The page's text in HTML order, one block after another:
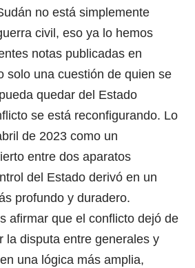
no está simplemente
civil, eso ya lo hemos
notas publicadas en
solo una cuestión de quien se
quedar del Estado
se está reconfigurando. Lo
de 2023 como un
entre dos aparatos
del Estado derivó en un
profundo y duradero.
afirmar que el conflicto dejó de
la disputa entre generales y
una lógica más amplia,